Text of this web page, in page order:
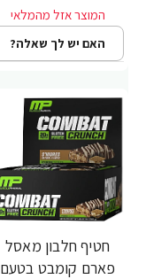
האם יש לך שאלה?
חטיף חלבון מאסל
פארם קומבט בטעם